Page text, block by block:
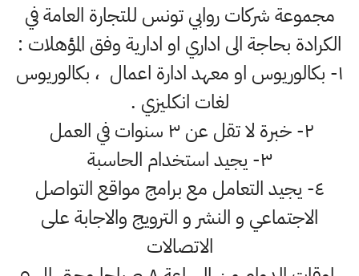
مجموعة شركات روابي تونس للتجارة العامة في
الكرادة بحاجة الى اداري او ادارية وفق المؤهلات :
١- بكالوريوس او معهد ادارة اعمال ، بكالوريوس
لغات انكليزي .
٢- خبرة لا تقل عن ٣ سنوات في العمل
٣- يجيد استخدام الحاسبة
٤- يجيد التعامل مع برامج مواقع التواصل
الاجتماعي و النشر و الترويج والاجابة على
الاتصالات